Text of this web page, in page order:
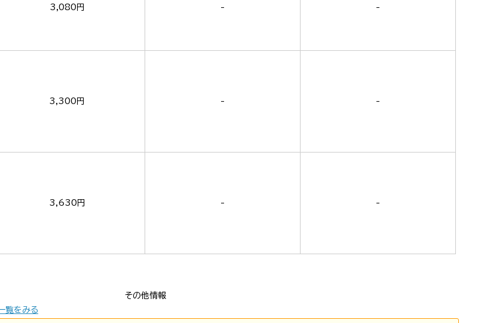
3,080円 - -
3,300円 - -
3,630円 - -
その他情報
覧をみる